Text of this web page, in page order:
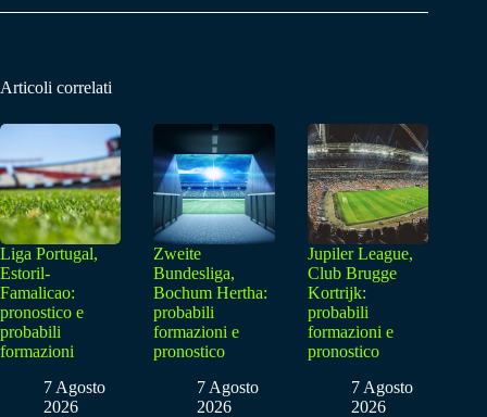
Articoli correlati
Liga Portugal,
Estoril-
Famalicao:
pronostico e
probabili
formazioni
7 Agosto
2026
Zweite
Bundesliga,
Bochum Hertha:
probabili
formazioni e
pronostico
7 Agosto
2026
Jupiler League,
Club Brugge
Kortrijk:
probabili
formazioni e
pronostico
7 Agosto
2026